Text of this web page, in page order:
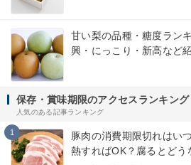
甘い梨の品種・糖度ラン
興・にっこり・新高など
保存・賞味期限のアクセスランキング
人気のある記事ランキング
1
豚肉の消費期限切れはい
熱すればOK？腐るとどう